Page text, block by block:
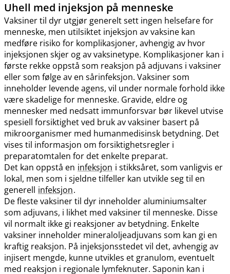
Uhell med injeksjon på menneske
Vaksiner til dyr utgjør generelt sett ingen helsefare for
menneske, men utilsiktet injeksjon av vaksine kan
medføre risiko for komplikasjoner, avhengig av hvor
injeksjonen skjer og av vaksinetype. Komplikasjoner kan i
første rekke oppstå som reaksjon på adjuvans i vaksiner
eller som følge av en sårinfeksjon. Vaksiner som
inneholder levende agens, vil under normale forhold ikke
være skadelige for menneske. Gravide, eldre og
mennesker med nedsatt immunforsvar bør likevel utvise
spesiell forsiktighet ved bruk av vaksiner basert på
mikroorganismer med humanmedisinsk betydning. Det
vises til informasjon om forsiktighetsregler i
preparatomtalen for det enkelte preparat.
Det kan oppstå en infeksjon i stikksåret, som vanligvis er
lokal, men som i sjeldne tilfeller kan utvikle seg til en
generell infeksjon.
De fleste vaksiner til dyr inneholder aluminiumsalter
som adjuvans, i likhet med vaksiner til menneske. Disse
vil normalt ikke gi reaksjoner av betydning. Enkelte
vaksiner inneholder mineraloljeadjuvans som kan gi en
kraftig reaksjon. På injeksjonsstedet vil det, avhengig av
injisert mengde, kunne utvikles et granulom, eventuelt
med reaksjon i regionale lymfeknuter. Saponin kan i